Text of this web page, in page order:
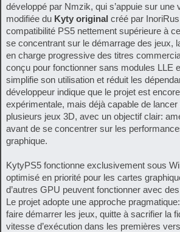
développé par Nmzik, qui s’appuie sur une
modifiée du Kyty original créé par
compatibilité PS5 nettement supérieure à
se concentrant sur le démarrage des jeux,
en charge progressive des titres
conçu pour fonctionner sans modules LLE
simplifie son utilisation et réduit les
développeur indique que le projet est
expérimentale, mais déjà capable de
plusieurs jeux 3D, avec un objectif clair:
avant de se concentrer sur les
graphique.
KytyPS5 fonctionne exclusivement sous
optimisé en priorité pour les cartes
d’autres GPU peuvent fonctionner avec
Le projet adopte une approche
faire démarrer les jeux, quitte à sacrifier la
vitesse d’exécution dans les premières